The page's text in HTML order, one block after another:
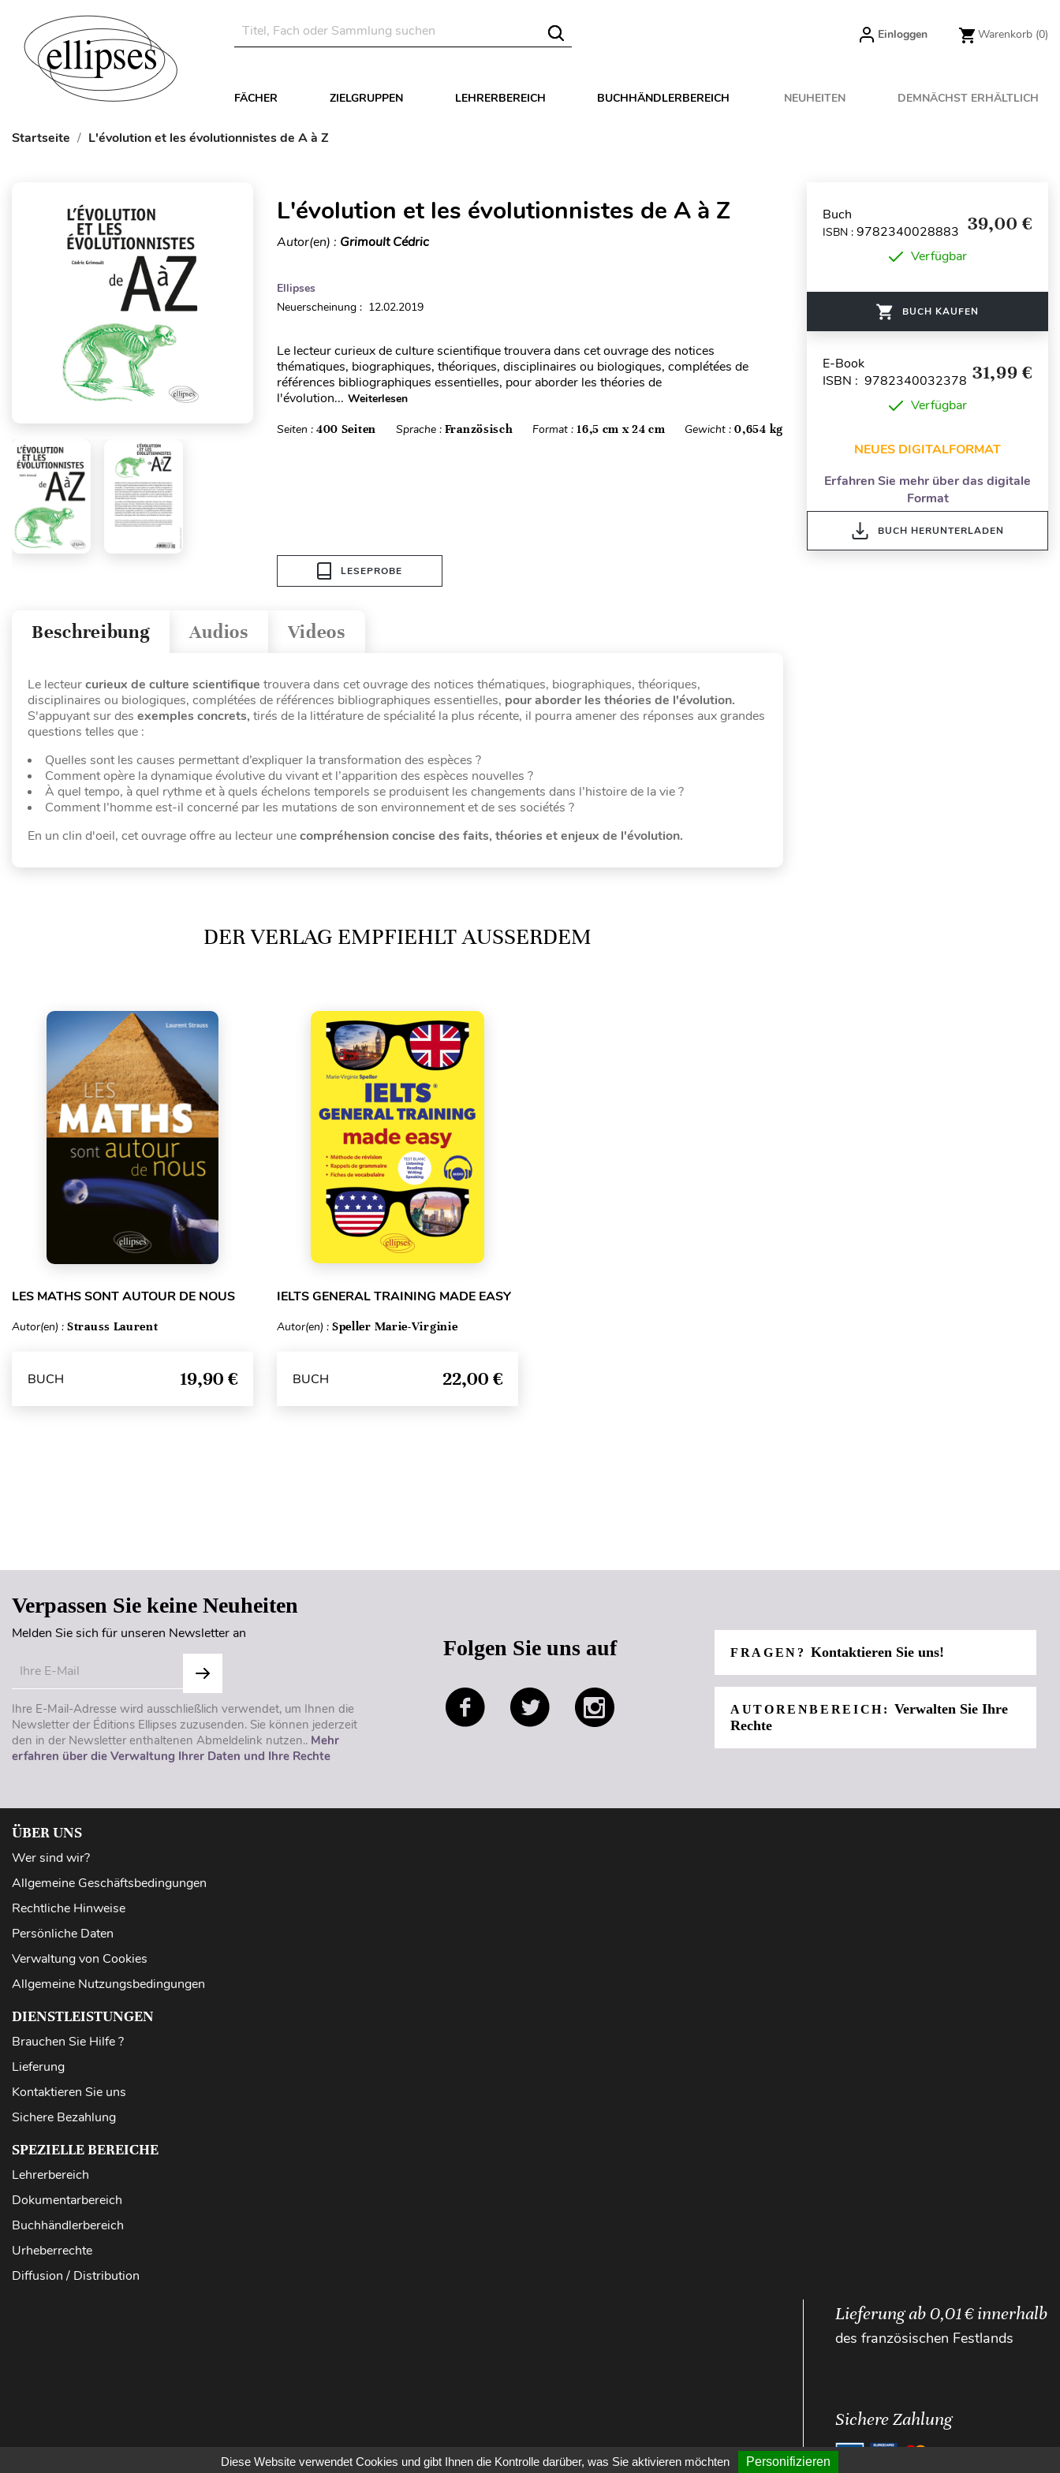
Einloggen Warenkorb (0)
FÄCHER ZIELGRUPPEN LEHRERBEREICH BUCHHÄNDLERBEREICH NEUHEITEN DEMNÄCHST ERHÄLTLICH
Startseite L'évolution et les évolutionnistes de A à Z
L'évolution et les évolutionnistes de A à Z
Autor(en) : Grimoult Cédric
Ellipses
Neuerscheinung : 12.02.2019
Le lecteur curieux de culture scientifique trouvera dans cet ouvrage des notices
thématiques, biographiques, théoriques, disciplinaires ou biologiques, complétées de
références bibliographiques essentielles, pour aborder les théories de
l'évolution... Weiterlesen
Seiten : 400 Seiten Sprache : Französisch Format :16,5 cm x 24 cm Gewicht :0,654 kg
LESEPROBE
Videos
Audios
Beschreibung
Le lecteurcurieux de culture scientifique trouvera dans cet ouvrage des notices thématiques, biographiques, théoriques,
disciplinaires ou biologiques, complétées de références bibliographiques essentielles, pour aborder les théories de l'évolution.
S'appuyant sur des exemples concrets, tirés de la littérature de spécialité la plus récente, il pourra amener des réponses aux grandes
questions telles que :
Quelles sont les causes permettant d’expliquer la transformation des espèces ?
Comment opère la dynamique évolutive du vivant et l’apparition des espèces nouvelles ?
À quel tempo, à quel rythme et à quels échelons temporels se produisent les changements dans l’histoire de la vie ?
Comment l’homme est-il concerné par les mutations de son environnement et de ses sociétés ?
En un clin d'oeil, cet ouvrage offre au lecteur unecompréhension concise des faits, théories et enjeux de l'évolution.
DER VERLAG EMPFIEHLT AUSSERDEM
LES MATHS SONT AUTOUR DE NOUS
Autor(en) : Strauss Laurent
BUCH 19,90 €
IELTS GENERAL TRAINING MADE EASY
Autor(en) : Speller Marie-Virginie
BUCH 22,00 €
Buch
ISBN : 9782340028883 39,00 €
Verfügbar
BUCH KAUFEN
E-Book
ISBN : 9782340032378 31,99 €
Verfügbar
NEUES DIGITALFORMAT
Erfahren Sie mehr über das digitale
Format
BUCH HERUNTERLADEN
Verpassen Sie keine Neuheiten
Melden Sie sich für unseren Newsletter an
Ihre E-Mail-Adresse wird ausschließlich verwendet, um Ihnen die
Newsletter der Éditions Ellipses zuzusenden. Sie können jederzeit
den in der Newsletter enthaltenen Abmeldelink nutzen.. Mehr
erfahren über die Verwaltung Ihrer Daten und Ihre Rechte
Folgen Sie uns auf FRAGEN?Kontaktieren Sie uns!
AUTORENBEREICH:Verwalten Sie Ihre
Rechte
ÜBER UNS
Wer sind wir?
Allgemeine Geschäftsbedingungen
Rechtliche Hinweise
Persönliche Daten
Verwaltung von Cookies
Allgemeine Nutzungsbedingungen
DIENSTLEISTUNGEN
Brauchen Sie Hilfe ?
Lieferung
Kontaktieren Sie uns
Sichere Bezahlung
SPEZIELLE BEREICHE
Lehrerbereich
Dokumentarbereich
Buchhändlerbereich
Urheberrechte
Diffusion / Distribution
Lieferung ab 0,01 € innerhalb
des französischen Festlands
Sichere Zahlung
Diese Website verwendet Cookies und gibt Ihnen die Kontrolle darüber, was Sie aktivieren möchten Personifizieren